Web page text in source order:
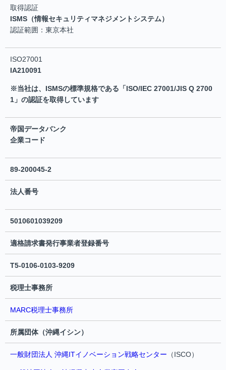
取得認証
ISMS（情報セキュリティマネジメントシステム）
認証範囲：東京本社
ISO27001
IA210091
※当社は、ISMSの標準規格である「ISO/IEC 27001/JIS Q 2700
1」の認証を取得しています
帝国データバンク
企業コード
89-200045-2
法人番号
5010601039209
適格請求書発行事業者登録番号
T5-0106-0103-9209
税理士事務所
MARC税理士事務所
所属団体（沖縄イシン）
一般財団法人 沖縄ITイノベーション戦略センター （ISCO）